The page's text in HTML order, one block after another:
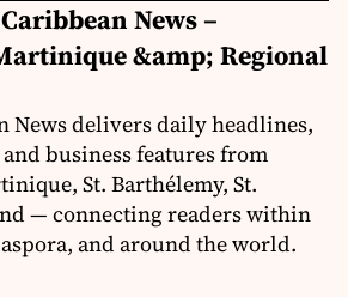
News –
&amp; Regional
News delivers daily headlines,
business features from
St. Barthélemy, St.
— connecting readers within
and around the world.